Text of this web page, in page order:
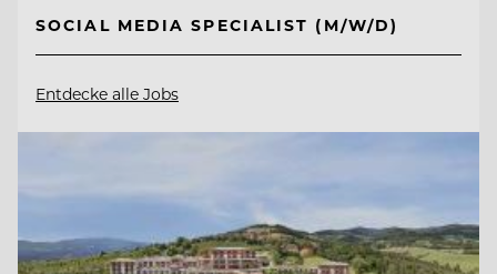
SOCIAL MEDIA SPECIALIST (M/W/D)
Entdecke alle Jobs